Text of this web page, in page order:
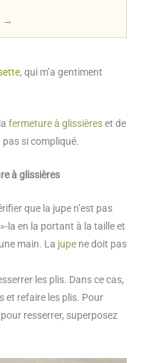
→
, qui m’a gentiment
fermeture à glissièreset de
pas si compliqué.
à glissières
que la jupe n’est pas
la en la portant à la taille et
main. La jupe ne doit pas
les plis. Dans ce cas,
et refaire les plis. Pour
resserrer, superposez